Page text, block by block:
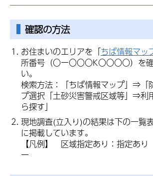
確認の方法
お住まいのエリアを「ちば情報マッ
所番号（〇ー〇〇〇K〇〇〇〇）を
い。
検索方法：「ちば情報マップ」⇒「
プ選択「土砂災害警戒区域等」⇒
ら探す」
現地調査(立入り)の結果は下の一覧
に掲載しています。
【凡例】 区域指定あり：指定あ
ー